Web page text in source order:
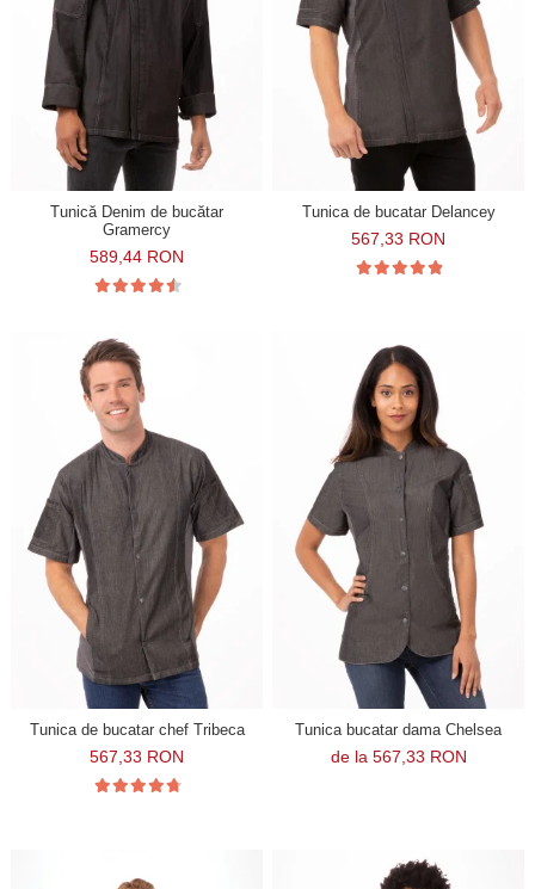
Tunică Denim de bucătar
Gramercy
589,44 RON
Tunica de bucatar Delancey
567,33 RON
Tunica de bucatar chef Tribeca
567,33 RON
Tunica bucatar dama Chelsea
de la 567,33 RON